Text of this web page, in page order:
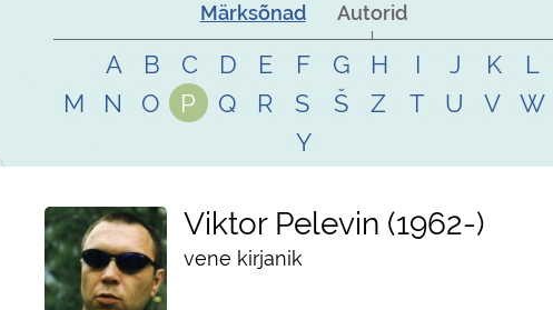
Märksõnad Autorid
A B C D E F G H I J K
L
M
N O P Q R S Š Z T U V
W
Y
Viktor Pelevin 1962-
vene kirjanik